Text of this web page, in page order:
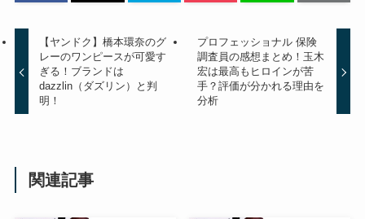
【ヤンドク】橋本環奈のグ
レーのワンピースが可愛す
ぎる！ブランドは
dazzlin（ダズリン）と判
明！
プロフェッショナル 保険
調査員の感想まとめ！玉木
宏は最高もヒロインが苦
手？評価が分かれる理由を
分析
関連記事